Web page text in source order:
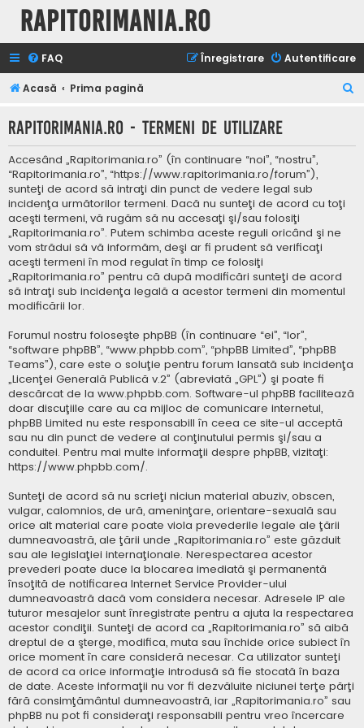
Rapitorimania.ro
FAQ Autentificare
Înregistrare
Acasă Prima pagină
t
Rapitorimania.ro - Termeni de utilizare
Accesând „Rapitorimania.ro” (în continuare “noi”, “nostru”,
“Rapitorimania.ro”, “https://www.rapitorimania.ro/forum”),
sunteţi de acord să intraţi din punct de vedere legal sub
incidenţa următorilor termeni. Dacă nu sunteţi de acord cu toţi
aceşti termeni, vă rugăm să nu accesaţi şi/sau folosiţi
„Rapitorimania.ro”. Putem schimba aceste reguli oricând şi ne
vom strădui să vă informăm, deşi ar fi prudent să verificaţi
aceşti termeni în mod regulat în timp ce folosiţi
„Rapitorimania.ro” pentru că după modificări sunteţi de acord
să intraţi sub incidenţa legală a acestor termeni din momentul
modificării lor.
Forumul nostru foloseşte phpBB (în continuare “ei”, “lor”,
“software phpBB”, “www.phpbb.com”, “phpBB Limited”, “phpBB
Teams”), care este o soluţie pentru forum lansată sub incidenţa
„Licenţei Generală Publică v.2” (abreviată „GPL”) şi poate fi
descărcat de la www.phpbb.com. Software-ul phpBB facilitează
doar discuţiile care au ca mijloc de comunicare internetul,
phpBB Limited nu este responsabill în ceea ce site-ul acceptă
sau nu din punct de vedere al conţinutului permis şi/sau a
conduitei. Pentru mai multe informaţii despre phpBB, vizitaţi:
https://www.phpbb.com/.
Sunteţi de acord să nu scrieţi niciun material abuziv, obscen,
vulgar, calomnios, de ură, ameninţare, orientare-sexuală sau
orice alt material care poate viola prevederile legale ale ţării
dumneavoastră, ale ţării unde „Rapitorimania.ro” este găzduit
sau ale legislaţiei internaţionale. Nerespectarea acestor
prevederi poate duce la blocarea imediată şi permanentă
însoţită de notificarea Internet Service Provider-ului
dumneavoastră dacă vom considera necesar. Adresele IP ale
tuturor mesajelor sunt înregistrate pentru a ajuta la respectarea
acestor condiţii. Sunteţi de acord ca „Rapitorimania.ro” să aibă
dreptul de a şterge, modifica, muta sau închide orice subiect în
orice moment în care consideră necesar. Ca utilizator sunteţi
de acord ca orice informaţie introdusă să fie stocată în baza
de date. Aceste informaţii nu vor fi dezvăluite niciunei terţe părţi
fără consimţământul dumneavoastră, iar „Rapitorimania.ro” sau
phpBB nu pot fi consideraţi responsabili pentru vreo încercare